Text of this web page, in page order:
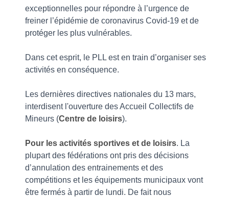
exceptionnelles pour répondre à l’urgence de
freiner l’épidémie de coronavirus Covid-19 et de
protéger les plus vulnérables.
Dans cet esprit, le PLL est en train d’organiser ses
activités en conséquence.
Les dernières directives nationales du 13 mars,
interdisent l'ouverture des Accueil Collectifs de
Mineurs (Centre de loisirs).
Pour les activités sportives et de loisirs. La
plupart des fédérations ont pris des décisions
d’annulation des entrainements et des
compétitions et les équipements municipaux vont
être fermés à partir de lundi. De fait nous